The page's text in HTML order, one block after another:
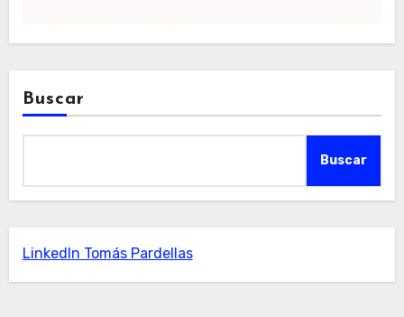
Buscar
Buscar
LinkedIn Tomás Pardellas